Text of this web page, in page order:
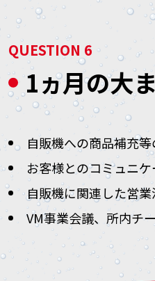
QUESTION 6
1ヵ月の大
自販機への商品補充
お客様とのコミュニ
自販機に関連した営業
VM事業会議、所内チ